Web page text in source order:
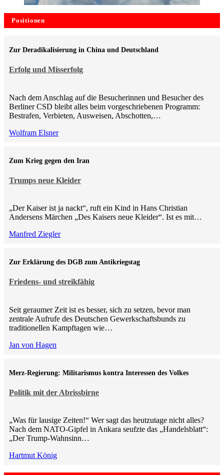
Positionen
Erfolg und Misserfolg
Zur Deradikalisierung in China und Deutschland
Nach dem Anschlag auf die Besucherinnen und Besucher des
Berliner CSD bleibt alles beim vorgeschriebenen Programm:
Bestrafen, Verbieten, Ausweisen, Abschotten,…
Wolfram Elsner
Trumps neue Kleider
Zum Krieg gegen den Iran
„Der Kaiser ist ja nackt“, ruft ein Kind in Hans Christian
Andersens Märchen „Des Kaisers neue Kleider“. Ist es mit…
Manfred Ziegler
Friedens- und streikfähig
Zur Erklärung des DGB zum Antikriegstag
Seit geraumer Zeit ist es besser, sich zu setzen, bevor man
zentrale Aufrufe des Deutschen Gewerkschaftsbunds zu
traditionellen Kampftagen wie…
Jan von Hagen
Politik mit der Abrissbirne
Merz-Regierung: Militarismus kontra Inte­ressen des Volkes
„Was für lausige Zeiten!“ Wer sagt das heutzutage nicht alles?
Nach dem NATO-Gipfel in Ankara seufzte das „Handelsblatt“:
„Der Trump-Wahnsinn…
Hartmut König